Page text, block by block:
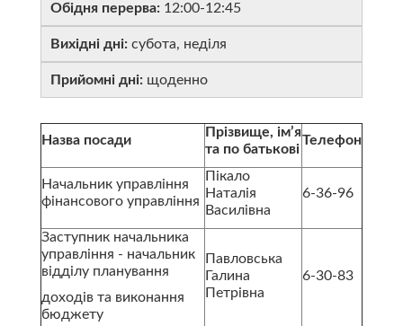
Обідня перерва: 12:00-12:45
Вихідні дні: субота, неділя
Прийомні дні: щоденно
Назва посади
Прізвище, ім’я
та по батькові
Телефон
Начальник управління
фінансового управління
Пікало
Наталія
Василівна
6-36-96
Заступник начальника
управління - начальник
відділу планування
доходів та виконання
бюджету
Павловська
Галина
Петрівна
6-30-83